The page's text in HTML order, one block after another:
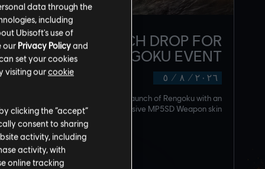
٥ / ٨ / ٢٠٢٦
NEW TWITCH DROP FOR
RENGOKU EVENT!
Celebrate the launch of Rengoku with an
exclusive MP5SD Weapon skin!
قراءة المزيد
data through the
including
Ubisoft's use of
our Privacy Policyand
set your cookies
visiting ourcookie
clicking the “accept”
consent to sharing
activity, including
activity, with
online tracking